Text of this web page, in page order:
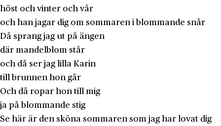
höst och vinter och vår
och han jagar dig om sommaren i blommande snår
Då sprang jag ut på ängen
där mandelblom står
och då ser jag lilla Karin
till brunnen hon går
Och då ropar hon till mig
ja på blommande stig
Se här är den sköna sommaren som jag har lovat dig